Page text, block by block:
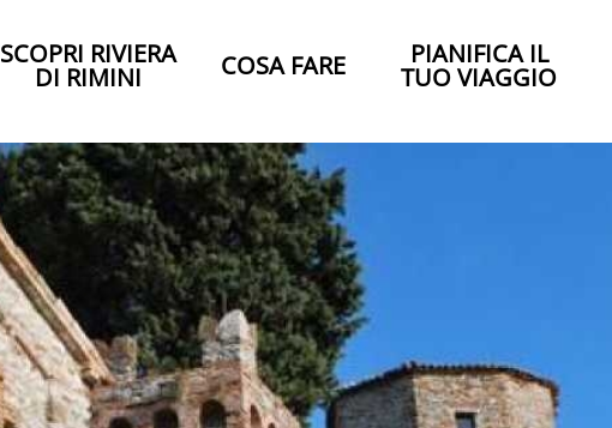
SCOPRI RIVIERA
DI RIMINI COSA FARE PIANIFICA IL
TUO VIAGGIO